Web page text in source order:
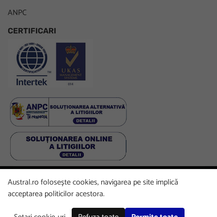
ANPC
CERTIFICARI
FacebookLinkedInInstagramYoutube
Austral.ro folosește cookies, navigarea pe site implică
acceptarea politicilor acestora.